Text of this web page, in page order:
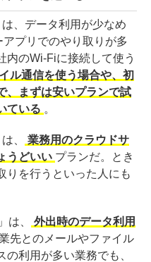
、データ利用が少なめ
プリでのやり取りが多
内のWi-Fiに接続して使う
ル通信を使う場合や、初
、まずは安いプランで試
ている 。
、
業務用のクラウドサ
うどいい プランだ。とき
りを行うといった人にも
は、
外出時のデータ利用
先とのメールやファイル
利用が多い業務でも、